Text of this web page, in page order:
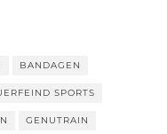
BANDAGEN
SPORTS
GENUTRAIN